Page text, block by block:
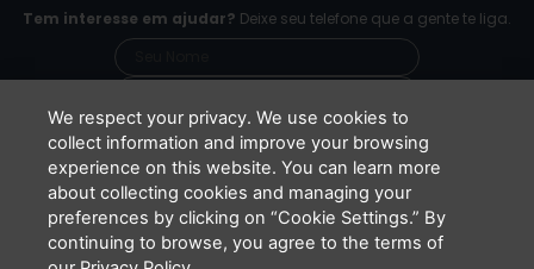
o
o
g
r
m
b
e
Tem interesse em ajudar? Deixe seu telefone que a gente te liga.
Li e concordo que minhas informações serão
tratadas de acordo com oAviso de Privacidade
da LBV
ENVIAR
We respect your privacy. We use cookies to
collect information and improve your browsing
experience on this website. You can learn more
about collecting cookies and managing your
preferences by clicking on “Cookie Settings.” By
continuing to browse, you agree to the terms of